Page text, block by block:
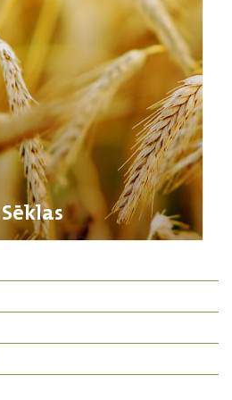
Sēklas